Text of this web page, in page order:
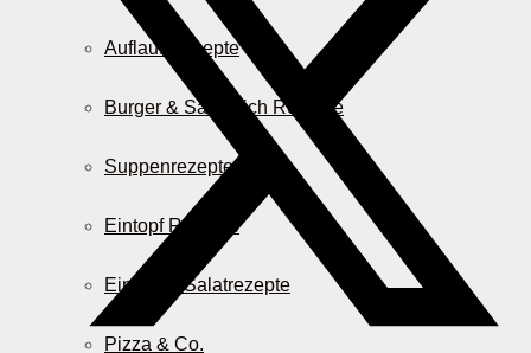
Auflauf Rezepte
Burger & Sandwich Rezepte
Suppenrezepte
Eintopf Rezepte
Einfache Salatrezepte
Pizza & Co.